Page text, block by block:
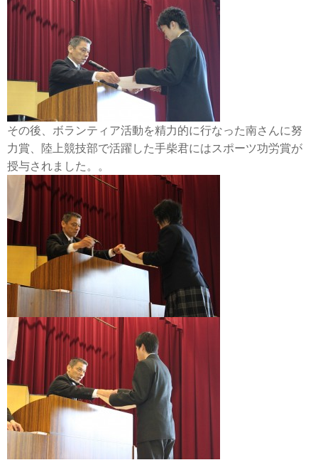
その後、ボランティア活動を精力的に行なった南さんに努
力賞、陸上競技部で活躍した手柴君にはスポーツ功労賞が
授与されました。。